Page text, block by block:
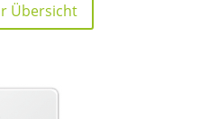
Übersicht